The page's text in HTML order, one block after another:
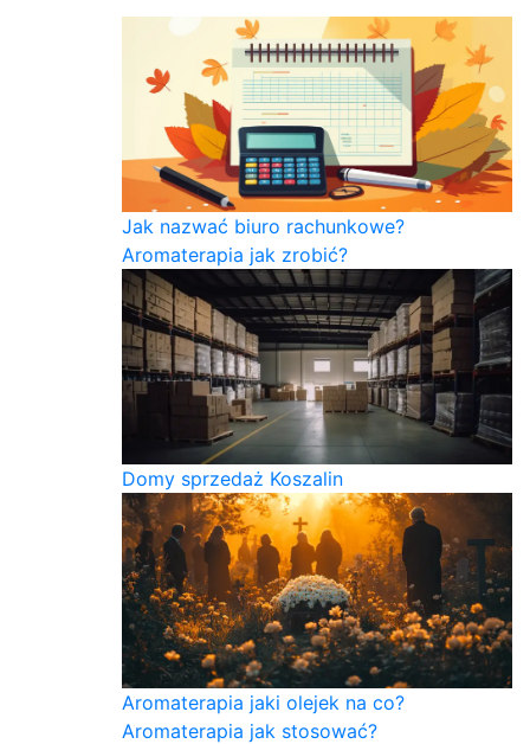
Jak nazwać biuro rachunkowe?
Aromaterapia jak zrobić?
Domy sprzedaż Koszalin
Aromaterapia jaki olejek na co?
Aromaterapia jak stosować?